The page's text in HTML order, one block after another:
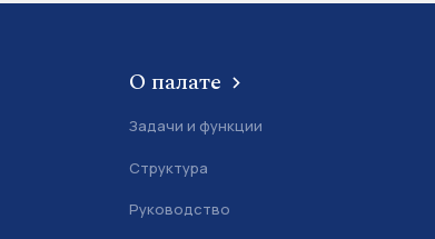
О палате
Задачи и функции
Структура
Руководство